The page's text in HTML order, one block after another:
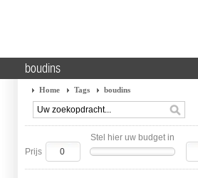
boudins
Home Tags boudins
Stel hier uw budget in
Prijs